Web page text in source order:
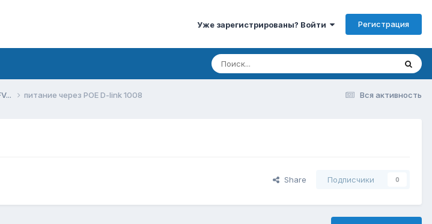
Уже зарегистрированы? Войти Регистрация
Вся активность
питание через POE D-link 1008
Share Подписчики 0